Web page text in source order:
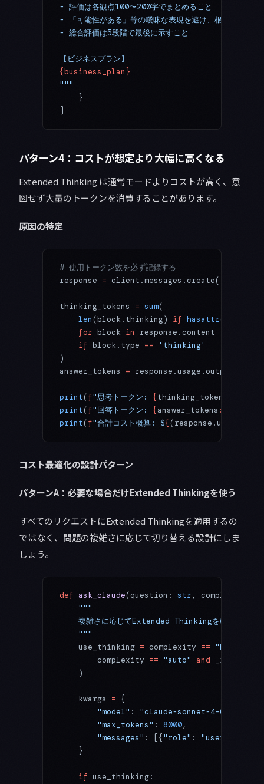
- 評価は各観点100〜200字でまとめること
- 「可能性がある」等の曖昧な表現を避け、根拠を示すこ
- 総合評価は5段階で最後に示すこと
【ビジネスプラン】
{business_plan}
"""
    }
]
パターン4：コストが想定より大幅に高くなる
Extended Thinking は通常モードよりコストが高く、意
図せず大量のトークンを消費することがあります。
原因の特定
# 使用トークン数を必ず記録する
response = client.messages.create(
thinking_tokens = sum(
    len
(block.thinking) if hasattr(block,
    for
block in
response.content
    if
block.type == 'thinking'
)
answer_tokens =
print(f"思考トークン: {thinking_tokens
print(f"回答トークン: {answer_tokens :,
print(f"合計コスト概算: ${
コスト最適化の設計パターン
パターンA：必要な場合だけExtended Thinkingを使う
すべてのリクエストにExtended Thinkingを適用するの
ではなく、問題の複雑さに応じて切り替える設計にしま
しょう。
def ask_claude(question: str , complexity:
    """
複雑さに応じてExtended Thinkingを動的に切り
    """
    use_thinking
= complexity == "high"
        complexity
== "auto" and
    )
    kwargs
= {
        "model"
: "claude-sonnet-4-6"
        "max_tokens"
: 8000,
        "messages"
: [{"role" : "user"
    }
    if
use_thinking: